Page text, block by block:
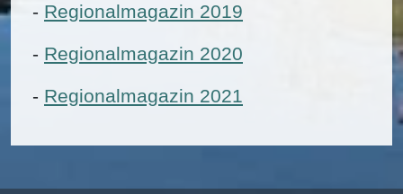
- Regionalmagazin 2019
- Regionalmagazin 2020
- Regionalmagazin 2021